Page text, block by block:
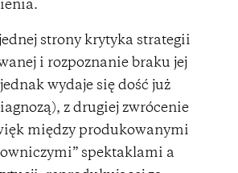
strony krytyka strategii
i rozpoznanie braku jej
wydaje się dość już
z drugiej zwrócenie
między produkowanymi
spektaklami a